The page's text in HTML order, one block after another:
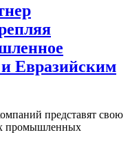
и Евразийским
представят свою
промышленных